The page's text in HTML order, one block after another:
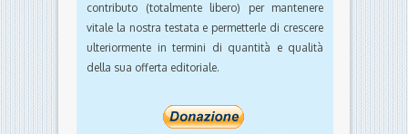
contributo (totalmente libero) per mantenere
vitale la nostra testata e permetterle di crescere
ulteriormente in termini di quantità e qualità
della sua offerta editoriale.